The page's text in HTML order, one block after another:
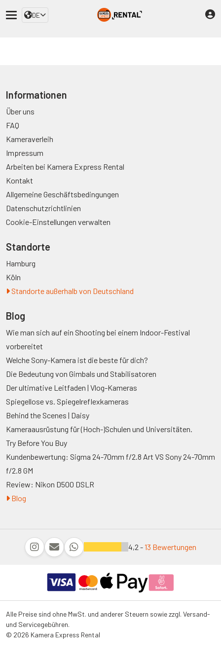
DE
Informationen
Über uns
FAQ
Kameraverleih
Impressum
Arbeiten bei Kamera Express Rental
Kontakt
Allgemeine Geschäftsbedingungen
Datenschutzrichtlinien
Cookie-Einstellungen verwalten
Standorte
Hamburg
Köln
Standorte außerhalb von Deutschland
Blog
Wie man sich auf ein Shooting bei einem Indoor-Festival
vorbereitet
Welche Sony-Kamera ist die beste für dich?
Die Bedeutung von Gimbals und Stabilisatoren
Der ultimative Leitfaden | Vlog-Kameras
Spiegellose vs. Spiegelreflexkameras
Behind the Scenes | Daisy
Kameraausrüstung für (Hoch-)Schulen und Universitäten.
Try Before You Buy
Kundenbewertung: Sigma 24-70mm f/2.8 Art VS Sony 24-70mm
f/2.8 GM
Review: Nikon D500 DSLR
Blog
4,2 -13 Bewertungen
Alle Preise sind ohne MwSt. und anderer Steuern sowie zzgl. Versand-
und Servicegebühren.
© 2026 Kamera Express Rental